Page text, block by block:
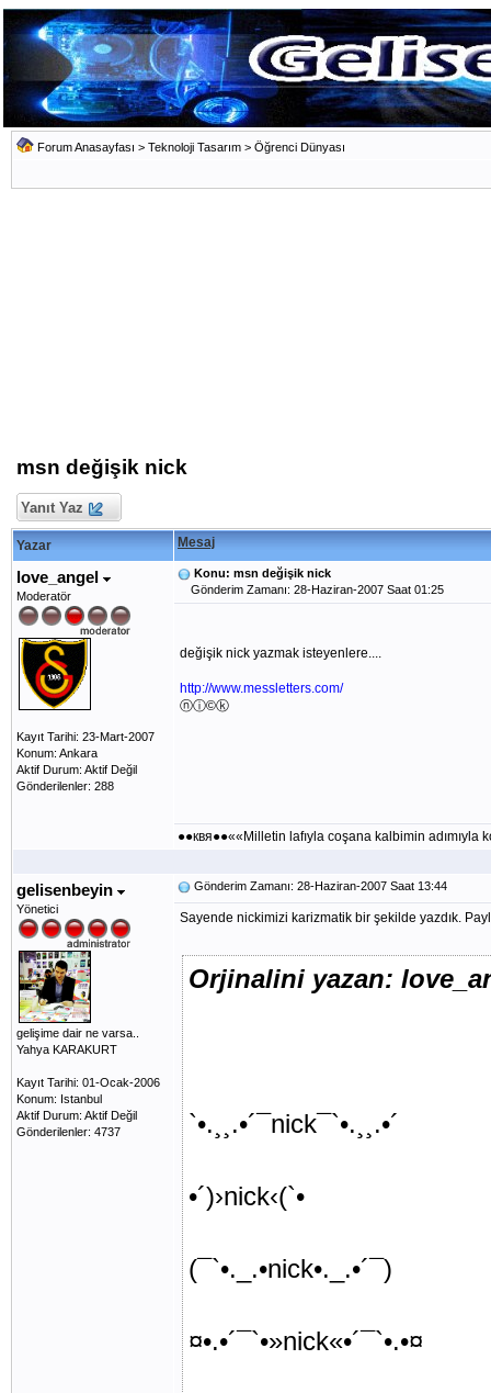
Forum Anasayfası > Teknoloji Tasarım > Öğrenci Dünyası
msn değişik nick
Yanıt Yaz
Yazar Mesaj
love_angel
Moderatör
Kayıt Tarihi: 23-Mart-2007
Konum: Ankara
Aktif Durum: Aktif Değil
Gönderilenler: 288
Konu: msn değişik nick
Gönderim Zamanı: 28-Haziran-2007 Saat 01:25
değişik nick yazmak isteyenlere....
http://www.messletters.com/
ⓝⓘ©ⓚ
●●квя●●««Milletin lafıyla coşana kalbimin
gelisenbeyin
Yönetici
gelişime dair ne varsa..
Yahya KARAKURT
Kayıt Tarihi: 01-Ocak-2006
Konum: Istanbul
Aktif Durum: Aktif Değil
Gönderilenler: 4737
Gönderim Zamanı: 28-Haziran-2007 Saat 13:44
Sayende nickimizi karizmatik bir şekilde yazdık.
Orjinalini yazan:
`•.¸¸.•´¯nick¯`•.¸¸.•´
•´)›nick‹(`•
(¯`•._.•nick•._.•´¯)
¤•.•´¯`•»nick«•´¯`•.•¤